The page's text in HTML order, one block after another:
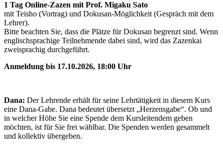
1 Tag Online-Zazen mit Prof. Migaku Sato
mit Teisho (Vortrag) und Dokusan-Möglichkeit (Gespräch mit dem
Lehrer).
Bitte beachten Sie, dass die Plätze für Dokusan begrenzt sind. Wenn
englischsprachige Teilnehmende dabei sind, wird das Zazenkai
zweisprachig durchgeführt.
Anmeldung bis 17.10.2026, 18:00 Uhr
Dana: Der Lehrende erhält für seine Lehrtätigkeit in diesem Kurs
eine Dana-Gabe. Dana bedeutet übersetzt „Herzensgabe“. Ob und
in welcher Höhe Sie eine Spende dem Kursleitendem geben
möchten, ist für Sie frei wählbar. Die Spenden werden gesammelt
und kollektiv übergeben.